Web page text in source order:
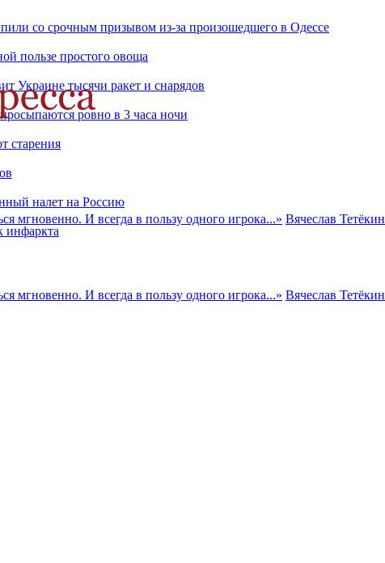
со срочным призывом из-за произошедшего в Одессе
пользе простого овоща
Украине тысячи ракет и снарядов
ровно в 3 часа ночи
старения
налет на Россию
инфаркта
мгновенно. И всегда в пользу одного игрока...» Вячеслав Тетёкин
мгновенно. И всегда в пользу одного игрока...» Вячеслав Тетёкин